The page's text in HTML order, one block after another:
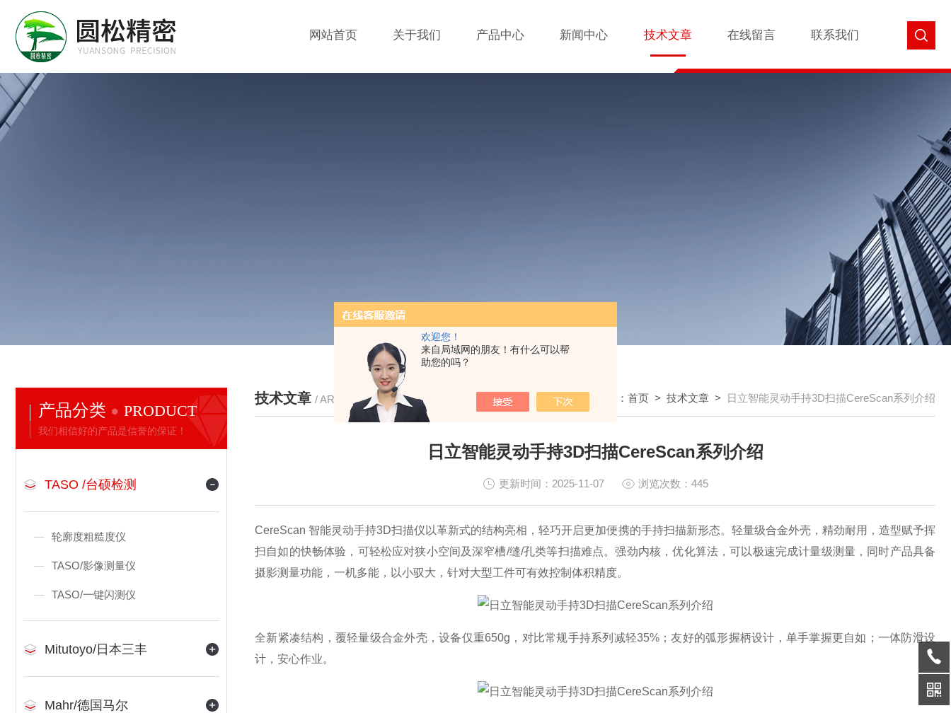
欢迎您！
来自局域网的朋友！有什么可以帮
助您的吗？
网站首页 关于我们 产品中心 新闻中心 技术文章 在线留言 联系我们
产品分类 PRODUCT
我们相信好的产品是信誉的保证！
TASO /台硕检测
轮廓度粗糙度仪
TASO/影像测量仪
TASO/一键闪测仪
Mitutoyo/日本三丰
Mahr/德国马尔
技术文章 / ARTICLE 我的位置： 首页 > 技术文章 > 日立智能灵动手持3D扫描CereScan系列介绍
日立智能灵动手持3D扫描CereScan系列介绍
更新时间：2025-11-07 浏览次数：445
CereScan 智能灵动手持3D扫描仪以革新式的结构亮相，轻巧开启更加便携的手持扫描新形态。轻量级合金外壳，精劲耐用，造型赋予挥
扫自如的快畅体验，可轻松应对狭小空间及深窄槽/缝/孔类等扫描难点。强劲内核，优化算法，可以极速完成计量级测量，同时产品具备
摄影测量功能，一机多能，以小驭大，针对大型工件可有效控制体积精度。
全新紧凑结构，覆轻量级合金外壳，设备仅重650g，对比常规手持系列减轻35%；友好的弧形握柄设计，单手掌握更自如；一体防滑设
计，安心作业。